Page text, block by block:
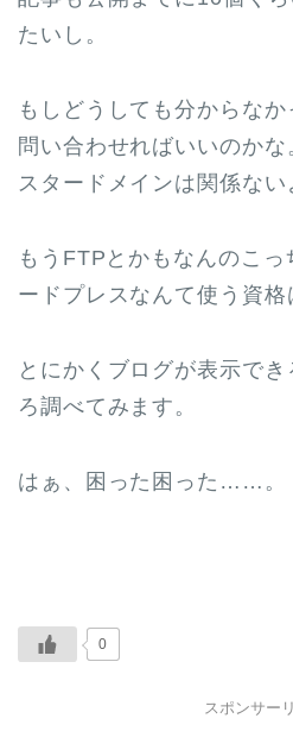
たいし。
もしどうしても分からな
問い合わせればいいのかな
スタードメインは関係ない
もうFTPとかもなんのこ
ードプレスなんて使う資格
とにかくブログが表示で
ろ調べてみます。
はぁ、困った困った……。
0
スポンサー